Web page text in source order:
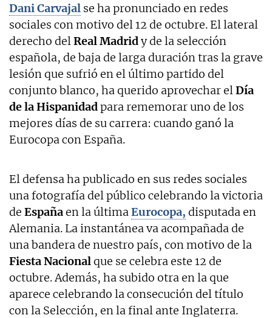
Dani Carvajal se ha pronunciado en redes
sociales con motivo del 12 de octubre. El lateral
derecho delReal Madridy de la selección
española, de baja de larga duración tras la grave
lesión que sufrió en el último partido del
conjunto blanco, ha querido aprovechar elDía
de la Hispanidadpara rememorar uno de los
mejores días de su carrera: cuando ganó la
Eurocopa con España.
El defensa ha publicado en sus redes sociales
una fotografía del público celebrando la victoria
de Españaen la últimaEurocopa, disputada en
Alemania. La instantánea va acompañada de
una bandera de nuestro país, con motivo de la
Fiesta Nacionalque se celebra este 12 de
octubre. Además, ha subido otra en la que
aparece celebrando la consecución del título
con la Selección, en la final ante Inglaterra.